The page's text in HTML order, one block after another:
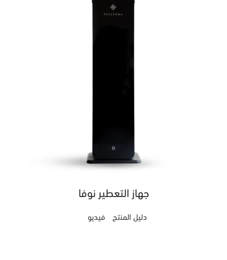
جهاز التعطير نوفا
دليل المنتج فيديو